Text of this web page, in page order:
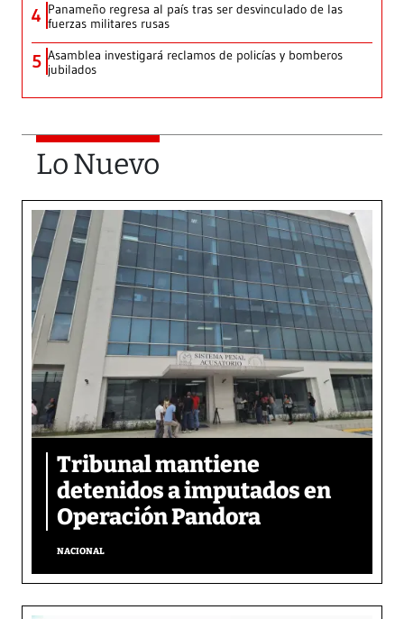
4 Panameño regresa al país tras ser desvinculado de las
fuerzas militares rusas
5 Asamblea investigará reclamos de policías y bomberos
jubilados
Lo Nuevo
Tribunal mantiene
detenidos a imputados en
Operación Pandora
NACIONAL